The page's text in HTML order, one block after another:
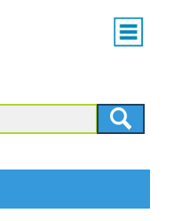
Main
menu